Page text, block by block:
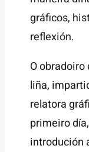
gráficos,
reflexión.
O
liña,
relatora
primeiro
introdución